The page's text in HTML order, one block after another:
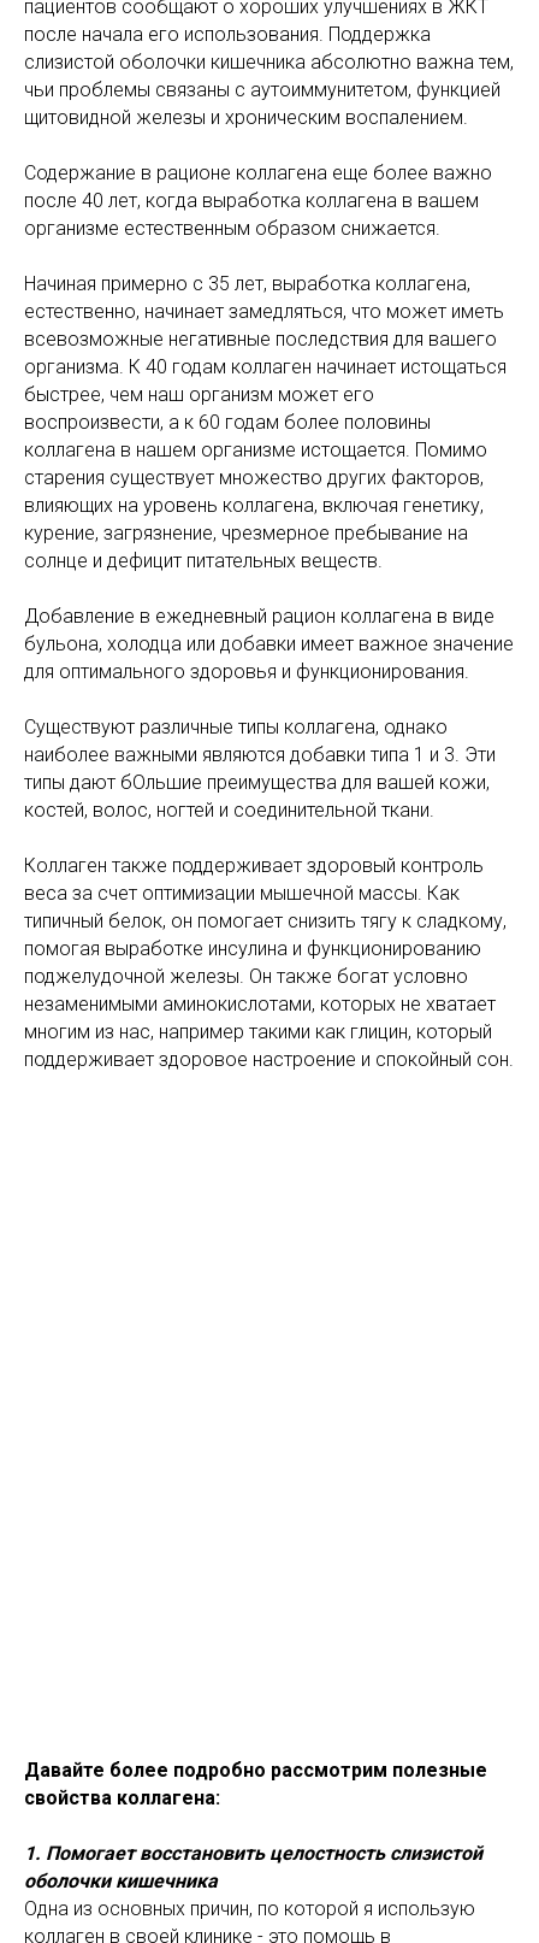
пациентов сообщают о хороших улучшениях в ЖКТ
после начала его использования. Поддержка
слизистой оболочки кишечника абсолютно важна тем,
чьи проблемы связаны с аутоиммунитетом, функцией
щитовидной железы и хроническим воспалением.
Содержание в рационе коллагена еще более важно
после 40 лет, когда выработка коллагена в вашем
организме естественным образом снижается.
Начиная примерно с 35 лет, выработка коллагена,
естественно, начинает замедляться, что может иметь
всевозможные негативные последствия для вашего
организма. К 40 годам коллаген начинает истощаться
быстрее, чем наш организм может его
воспроизвести, а к 60 годам более половины
коллагена в нашем организме истощается. Помимо
старения существует множество других факторов,
влияющих на уровень коллагена, включая генетику,
курение, загрязнение, чрезмерное пребывание на
солнце и дефицит питательных веществ.
Добавление в ежедневный рацион коллагена в виде
бульона, холодца или добавки имеет важное значение
для оптимального здоровья и функционирования.
Существуют различные типы коллагенa, однако
наиболее важными являются добавки типа 1 и 3. Эти
типы дают бОльшие преимущества для вашей кожи,
костей, волос, ногтей и соединительной ткани.
Коллаген также поддерживает здоровый контроль
веса за счет оптимизации мышечной массы. Как
типичный белок, он помогает снизить тягу к сладкому,
помогая выработке инсулина и функционированию
поджелудочной железы. Он также богат условно
незаменимыми аминокислотами, которых не хватает
многим из нас, например такими как глицин, который
поддерживает здоровое настроение и спокойный сон.
Давайте более подробно рассмотрим полезные
свойства коллагена:
1. Помогает восстановить целостность слизистой
оболочки кишечника
Одна из основных причин, по которой я использую
коллаген в своей клинике - это помощь в